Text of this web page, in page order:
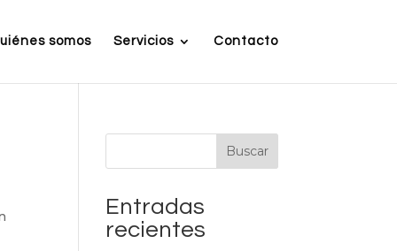
somos Servicios Contacto
Buscar
Entradas
recientes